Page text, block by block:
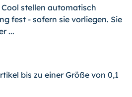
Cool stellen automatisch
fest - sofern sie vorliegen. Sie
...
bis zu einer Größe von 0,1